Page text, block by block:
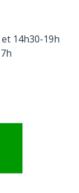
14h30-19h